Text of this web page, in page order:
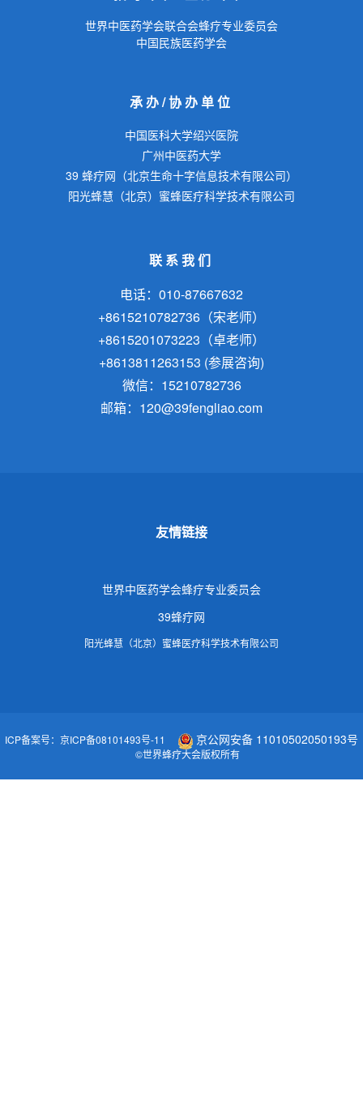
世界中医药学会联合会蜂疗专业委员会
中国民族医药学会
承办/协办单位
中国医科大学绍兴医院
广州中医药大学
39 蜂疗网（北京生命十字信息技术有限公司）
阳光蜂慧（北京）蜜蜂医疗科学技术有限公司
联系我们
电话：010-87667632
+8615210782736（宋老师）
+8615201073223（卓老师）
+8613811263153 (参展咨询)
微信：15210782736
邮箱：120@39fengliao.com
友情链接
世界中医药学会蜂疗专业委员会
39蜂疗网
阳光蜂慧（北京）蜜蜂医疗科学技术有限公司
ICP备案号：京ICP备08101493号-11 京公网安备 11010502050193号
©世界蜂疗大会版权所有